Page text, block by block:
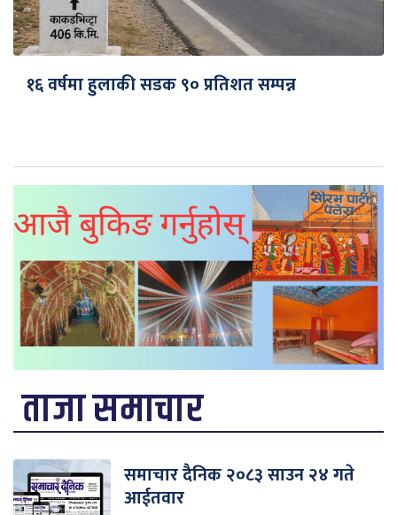
१६ वर्षमा हुलाकी सडक ९० प्रतिशत सम्पन्न
ताजा समाचार
समाचार दैनिक २०८३ साउन २४ गते
आईतवार